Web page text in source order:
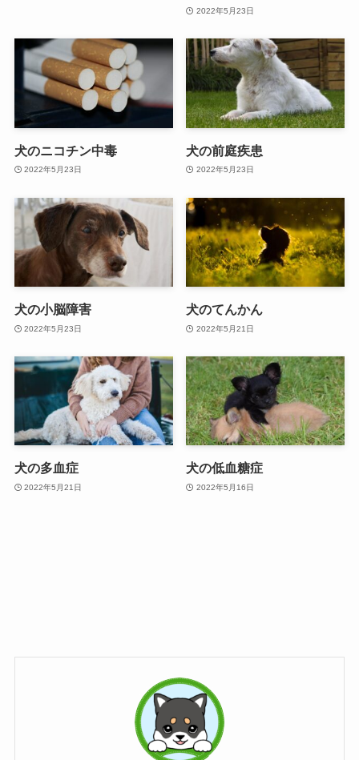
2022年5月23日
犬のニコチン中毒
2022年5月23日
犬の前庭疾患
2022年5月23日
犬の小脳障害
2022年5月23日
犬のてんかん
2022年5月21日
犬の多血症
2022年5月21日
犬の低血糖症
2022年5月16日